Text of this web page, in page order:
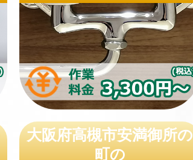
大阪府高槻市安満御所の
町の